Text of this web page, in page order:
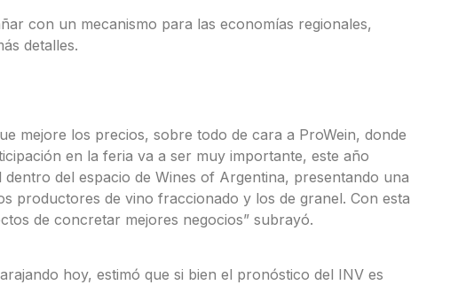
con un mecanismo para las economías regionales,
detalles.
mejore los precios, sobre todo de cara a ProWein, donde
en la feria va a ser muy importante, este año
del espacio de Wines of Argentina, presentando una
productores de vino fraccionado y los de granel. Con esta
de concretar mejores negocios” subrayó.
hoy, estimó que si bien el pronóstico del INV es